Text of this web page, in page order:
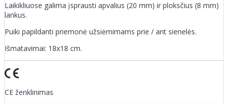
Laikikliuose galima įsprausti apvalius (20 mm) ir ploksčius (8 mm)
lankus.
Puiki papildanti priemonė užsiėmimams prie / ant sienelės.
Išmatavimai: 18x18 cm.
CE ženklinimas